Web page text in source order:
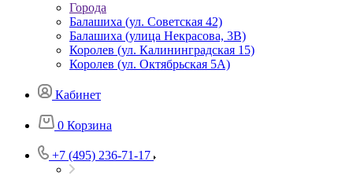
Города
Балашиха (ул. Советская 42)
Балашиха (улица Некрасова, 3В)
Королев (ул. Калининградская 15)
Королев (ул. Октябрьская 5А)
Кабинет
0 Корзина
+7 (495) 236-71-17